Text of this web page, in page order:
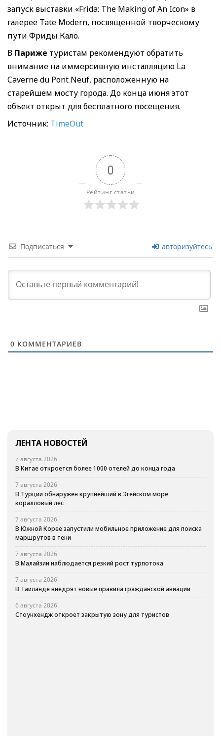
запуск выставки «Frida: The Making of An Icon» в
галерее Tate Modern, посвященной творческому
пути Фриды Кало.
В Париже туристам рекомендуют обратить
внимание на иммерсивную инсталляцию La
Caverne du Pont Neuf, расположенную на
старейшем мосту города. До конца июня этот
объект открыт для бесплатного посещения.
Источник: TimeOut
0
Рейтинг статьи
Подписаться авторизуйтесь
0 КОММЕНТАРИЕВ
ЛЕНТА НОВОСТЕЙ
7 августа 2026
В Китае откроется более 1000 отелей до конца года
7 августа 2026
В Турции обнаружен крупнейший в Эгейском море
коралловый лес
7 августа 2026
В Южной Корее запустили мобильное приложение для поиска
маршрутов в тени
7 августа 2026
В Малайзии наблюдается резкий рост турпотока
7 августа 2026
В Таиланде внедрят новые правила гражданской авиации
6 августа 2026
Стоунхендж откроет закрытую зону для туристов